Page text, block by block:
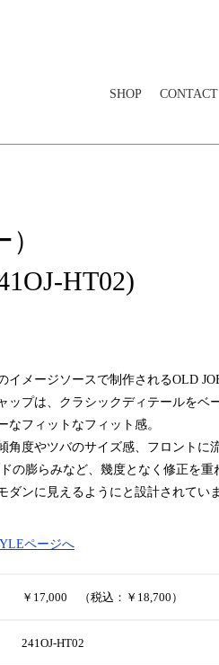
SHOP CONTACT
HT02)
イメージソースで制作されるOLD
ップは、クラシックディテールをベ
なフィットなフィット感。
角度やツバのサイズ感、フロントに
の膨らみなど、幾度となく修正を重
ダンに見えるようにと設計されていま
ページへ
￥17,000 （税込：￥18,700）
241OJ-HT02